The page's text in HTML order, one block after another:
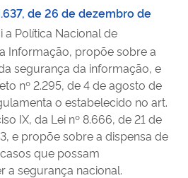
de 26 de dezembro de
a Política Nacional de
Informação, propõe sobre a
segurança da informação, e
nº 2.295, de 4 de agosto de
o estabelecido no art.
IX, da Lei nº 8.666, de 21 de
e propõe sobre a dispensa de
que possam
a segurança nacional.